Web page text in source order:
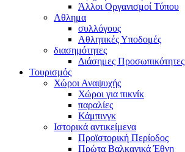
Άλλοι Οργανισμοί Τύπου
Αθλημα
συλλόγους
Αθλητικές Υποδομές
διασημότητες
Διάσημες Προσωπικότητες
Τουρισμός
Χώροι Αναψυχής
Χώροι για πικνίκ
παραλίες
Κάμπινγκ
Ιστορικά αντικείμενα
Προϊστορική Περίοδος
Πρώτα Βαλκανικά Έθνη